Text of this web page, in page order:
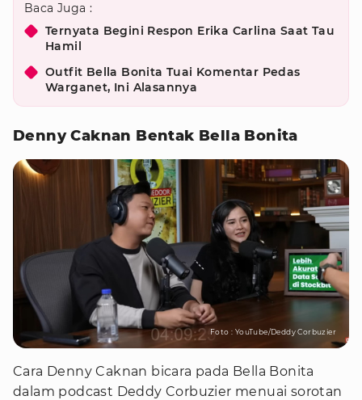
Baca Juga :
Ternyata Begini Respon Erika Carlina Saat Tau
Hamil
Outfit Bella Bonita Tuai Komentar Pedas
Warganet, Ini Alasannya
Denny Caknan Bentak Bella Bonita
Foto : YouTube/Deddy Corbuzier
Cara Denny Caknan bicara pada Bella Bonita
dalam podcast Deddy Corbuzier menuai sorotan